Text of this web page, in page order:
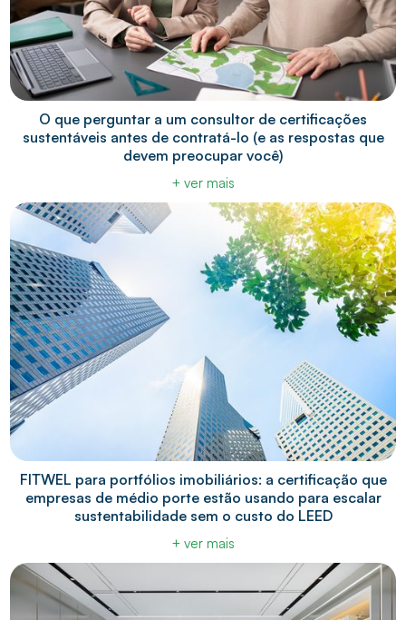
O que perguntar a um consultor de certificações
sustentáveis antes de contratá-lo (e as respostas que
devem preocupar você)
+ ver mais
FITWEL para portfólios imobiliários: a certificação que
empresas de médio porte estão usando para escalar
sustentabilidade sem o custo do LEED
+ ver mais